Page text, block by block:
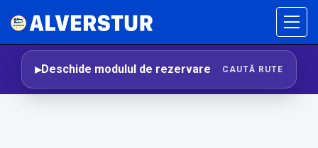
Deschide modulul de rezervare CAUTĂ RUTE